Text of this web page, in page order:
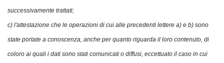
successivamente trattati;
c) l'attestazione che le operazioni di cui alle precedenti lettere a) e b) sono
state portate a conoscenza, anche per quanto riguarda il loro contenuto, di
coloro ai quali i dati sono stati comunicati o diffusi, eccettuato il caso in cui